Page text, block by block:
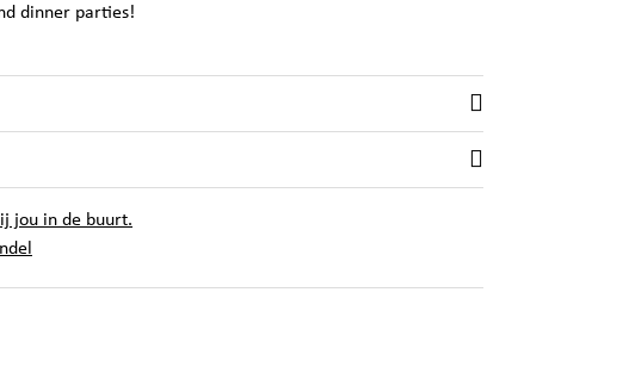
dinner parties!
jou in de buurt.